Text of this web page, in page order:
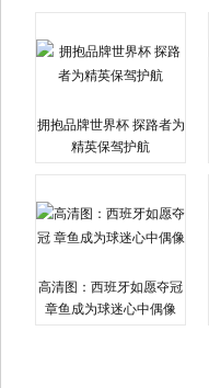
拥抱品牌世界杯 探路者为
精英保驾护航
高清图：西班牙如愿夺冠
章鱼成为球迷心中偶像